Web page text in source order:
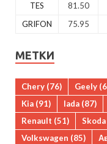
TES
81.50
GRIFON
75.95
МЕТКИ
Chery (76) Geely
Kia (91) lada (87)
Renault (51) Skoda
Volkswagen (85)